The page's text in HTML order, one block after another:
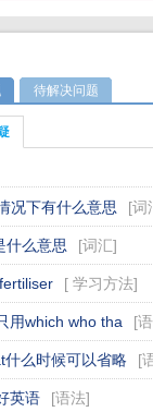
待解决问题
况下有什么意思 [词
什么意思 [词汇]
[ 学习方法]
用which who tha [
什么时候可以省略 [
英语 [语法]